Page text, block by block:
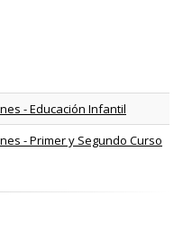
- Educación Infantil
- Primer y Segundo Curso